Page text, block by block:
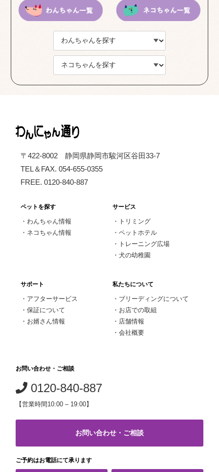
〒422-8002 静岡県静岡市駿河区谷田33-7
TEL＆FAX. 054-655-0355
FREE. 0120-840-887
ペットを探す
・わんちゃん情報
・ ネコちゃん情報
サービス
・ トリミング
・ペットホテル
・ トレーニング広場
・犬の幼稚園
サポート
・ アフターサービス
・保証について
・ お婿さん情報
私たちについて
・ ブリーディングについて
・ お店での取組
・ 店舗情報
・会社概要
お問い合わせ・ご相談
0120-840-887
【営業時間10:00 – 19:00】
お問い合わせ・ご相談
ご予約はお電話にて承ります